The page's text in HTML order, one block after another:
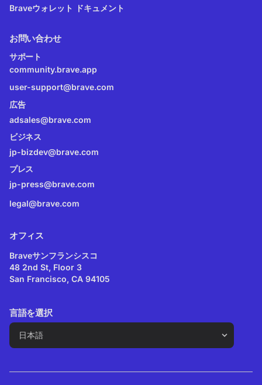
Braveウォレット ドキュメント
お問い合わせ
サポート
community.brave.app
user-support@brave.com
広告
adsales@brave.com
ビジネス
jp-bizdev@brave.com
プレス
jp-press@brave.com
legal@brave.com
オフィス
Braveサンフランシスコ
48 2nd St, Floor 3
San Francisco, CA 94105
言語を選択